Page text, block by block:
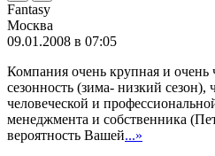
Fantasy
Москва
09.01.2008 в 07:05
Компания очень крупная и
сезонность (зима- низкий сезон),
человеческой и
менеджмента и собственника
вероятность Вашей...»